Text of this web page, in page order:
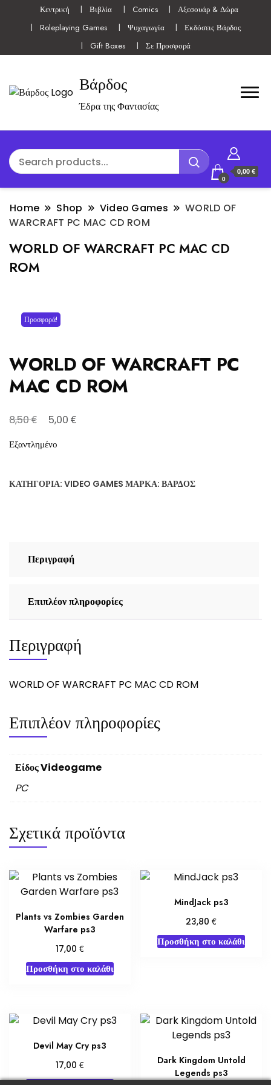
Κεντρική Βιβλία Comics
Αξεσουάρ & Δώρα
Roleplaying Games
Ψυχαγωγία
Εκδόσεις Βάρδος
Gift Boxes
Σε Προσφορά
Βάρδος
Έδρα της Φαντασίας
0
0,00 €
Home Shop Video Games
WORLD OF
WARCRAFT PC MAC CD ROM
WORLD OF WARCRAFT PC MAC CD
ROM
Προσφορά!
WORLD OF WARCRAFT PC
MAC CD ROM
8,50€
Original
was:
5,00 €Η
5,00 €.
Εξαντλημένο
ΚΑΤΗΓΟΡΊΑ: VIDEO GAMES ΜΆΡΚΑ: ΒΆΡΔΟΣ
Περιγραφή
Επιπλέον πληροφορίες
Περιγραφή
WORLD OF WARCRAFT PC MAC CD ROM
Επιπλέον πληροφορίες
Είδος Videogame
PC
Σχετικά προϊόντα
Plants vs Zombies Garden
Warfare ps3
17,00 €
Προσθήκη στο καλάθι
MindJack ps3
23,80€
Προσθήκη στο καλάθι
Devil May Cry ps3
17,00 €
Dark Kingdom Untold
Legends ps3